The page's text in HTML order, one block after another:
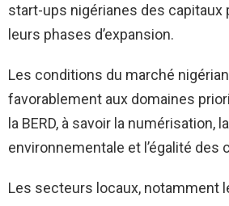
start-ups nigérianes des capitaux
leurs phases d’expansion.
Les conditions du marché
favorablement aux domaines
la BERD, à savoir la numérisation,
environnementale et l’égalité des
Les secteurs locaux, notamment